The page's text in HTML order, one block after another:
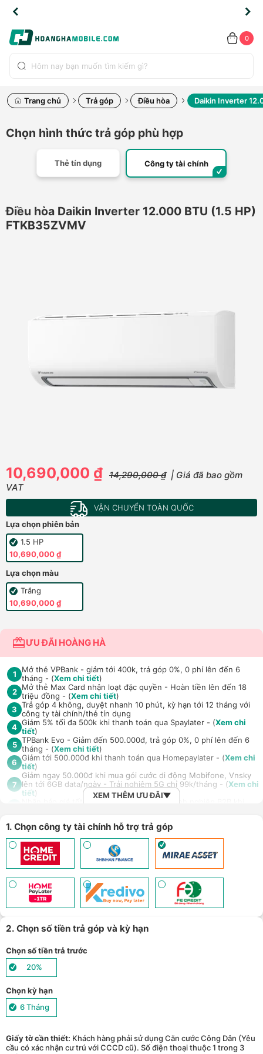
0
Trang chủ Trả góp Điều hòa Daikin Inverter
Chọn hình thức trả góp phù hợp
Thẻ tín dụng Công ty tài chính
Điều hòa Daikin Inverter 12.000 BTU (1.5 HP)
FTKB35ZVMV
10,690,000 ₫ 14,290,000 ₫ | Giá đã bao gồm
VAT
VẬN CHUYỂN TOÀN QUỐC
Lựa chọn phiên bản
1.5 HP
10,690,000 ₫
Lựa chọn màu
Trắng
10,690,000 ₫
ƯU ĐÃI HOÀNG HÀ
1
Mở thẻ VPBank - giảm tới 400k, trả góp 0%, 0 phí lên đến 6
tháng - (Xem chi tiết)
2 Mở thẻ Max Card nhận loạt đặc quyền - Hoàn tiền lên đến 18
triệu đồng - (Xem chi tiết)
3 Trả góp 4 không, duyệt nhanh 10 phút, kỳ hạn tới 12 tháng với
công ty tài chính/thẻ tín dụng
4 Giảm 5% tối đa 500k khi thanh toán qua Spaylater - (Xem chi
tiết)
5 TPBank Evo - Giảm đến 500.000đ, trả góp 0%, 0 phí lên đến 6
tháng - (Xem chi tiết)
6 Giảm tới 500.000đ khi thanh toán qua Homepaylater - (Xem chi
tiết)
7
Giảm ngay 50.000đ khi mua gói cước di động Mobifone, Vnsky
lên tới 6GB data/ngày - Trải nghiệm 5G chỉ 99k/tháng - (Xem chi
tiết)
Nhận báo giá tốt nhất cho khách hàng doanh nghiệp B2B khi
XEM THÊM ƯU ĐÃI
1. Chọn công ty tài chính hỗ trợ trả góp
2. Chọn số tiền trả góp và kỳ hạn
Chọn số tiền trả trước
20%
Chọn kỳ hạn
6 Tháng
Giấy tờ cần thiết: Khách hàng phải sử dụng Căn cước Công Dân (Yêu
cầu có xác nhận cư trú với CCCD cũ). Số điện thoại thuộc 1 trong 3